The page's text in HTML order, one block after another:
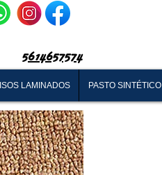
5614657574
LAMINADOS PASTO SINTÉTICO